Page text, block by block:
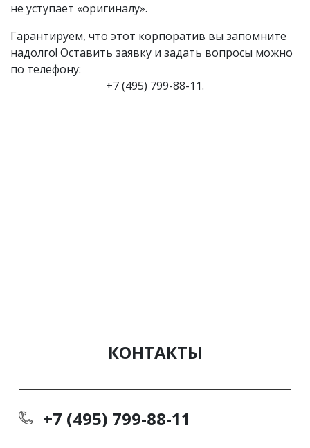
не уступает «оригиналу».
Гарантируем, что этот корпоратив вы запомните
надолго! Оставить заявку и задать вопросы можно
по телефону:
+7 (495) 799-88-11.
КОНТАКТЫ
+7 (495) 799-88-11